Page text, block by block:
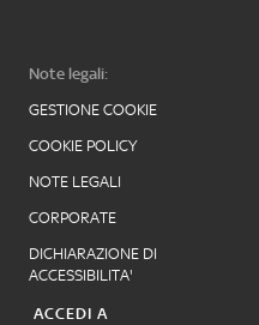
Note legali:
GESTIONE COOKIE
COOKIE POLICY
NOTE LEGALI
CORPORATE
DICHIARAZIONE DI
ACCESSIBILITA'
ACCEDI A